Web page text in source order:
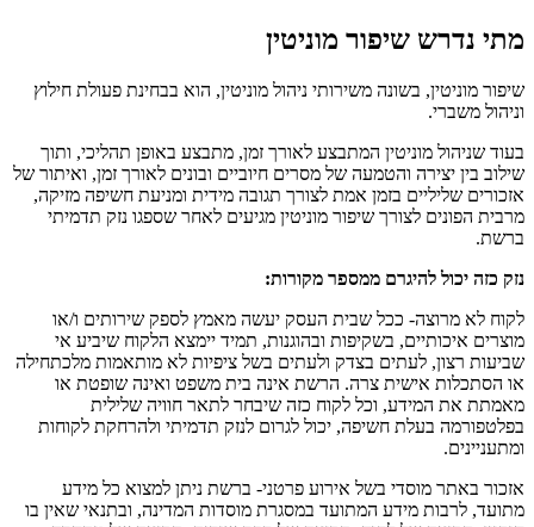
מתי נדרש שיפור מוניטין
שיפור מוניטין, בשונה משירותי ניהול מוניטין, הוא בבחינת פעולת חילוץ
וניהול משברי.
בעוד שניהול מוניטין המתבצע לאורך זמן, מתבצע באופן תהליכי, ותוך
שילוב בין יצירה והטמעה של מסרים חיוביים ובונים לאורך זמן, ואיתור של
אזכורים שליליים בזמן אמת לצורך תגובה מידית ומניעת חשיפה מזיקה,
מרבית הפונים לצורך שיפור מוניטין מגיעים לאחר שספגו נזק תדמיתי
ברשת.
נזק כזה יכול להיגרם ממספר מקורות:
לקוח לא מרוצה- ככל שבית העסק יעשה מאמץ לספק שירותים ו/או
מוצרים איכותיים, בשקיפות ובהוגנות, תמיד יימצא הלקוח שיביע אי
שביעות רצון, לעתים בצדק ולעתים בשל ציפיות לא מותאמות מלכתחילה
או הסתכלות אישית צרה. הרשת אינה בית משפט ואינה שופטת או
מאמתת את המידע, וכל לקוח כזה שיבחר לתאר חוויה שלילית
בפלטפורמה בעלת חשיפה, יכול לגרום לנזק תדמיתי ולהרחקת לקוחות
ומתעניינים.
אזכור באתר מוסדי בשל אירוע פרטני- ברשת ניתן למצוא כל מידע
מתועד, לרבות מידע המתועד במסגרת מוסדות המדינה, ובתנאי שאין בו